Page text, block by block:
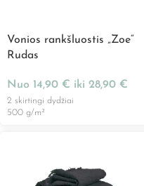
Vonios rankšluostis „Zoe“
Rudas
Nuo 14,90 € iki 28,90 €
2 skirtingi dydžiai
500 g/m²